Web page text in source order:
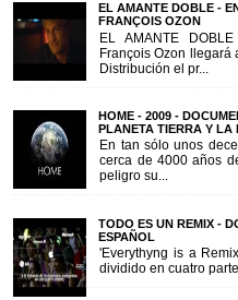
EL AMANTE DOBLE -
FRANÇOIS OZON
EL AMANTE
François Ozon llegará
Distribución el pr...
HOME - 2009 -
PLANETA TIERRA Y LA
En tan sólo unos
cerca de 4000 años
peligro su...
TODO ES UN REMIX -
ESPAÑOL
'Everythyng is a
dividido en cuatro